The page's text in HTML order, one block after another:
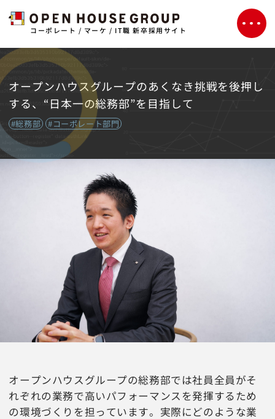
コーポレート / マーケ / IT職 新卒採用サイト
オープンハウスグループのあくなき挑戦を後押し
する、“日本一の総務部”を目指して
#総務部 #コーポレート部門
オープンハウスグループの総務部では社員全員がそ
れぞれの業務で高いパフォーマンスを発揮するため
の環境づくりを担っています。実際にどのような業